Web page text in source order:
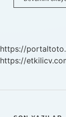
https://
https://